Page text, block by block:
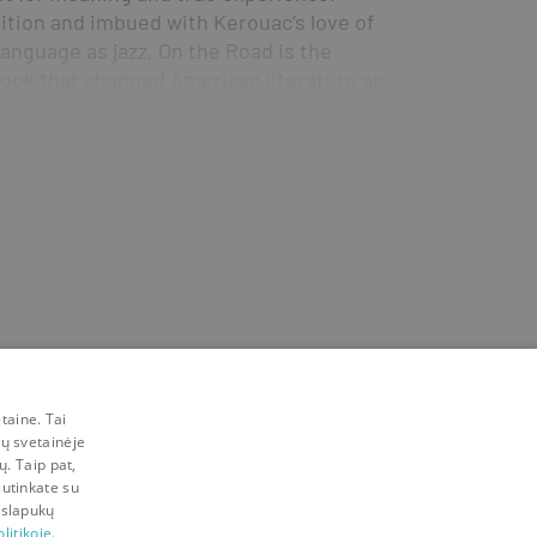
and imbued with Kerouac’s love of
as jazz, On the Road is the
Tai
svetainėje
Taip pat,
su